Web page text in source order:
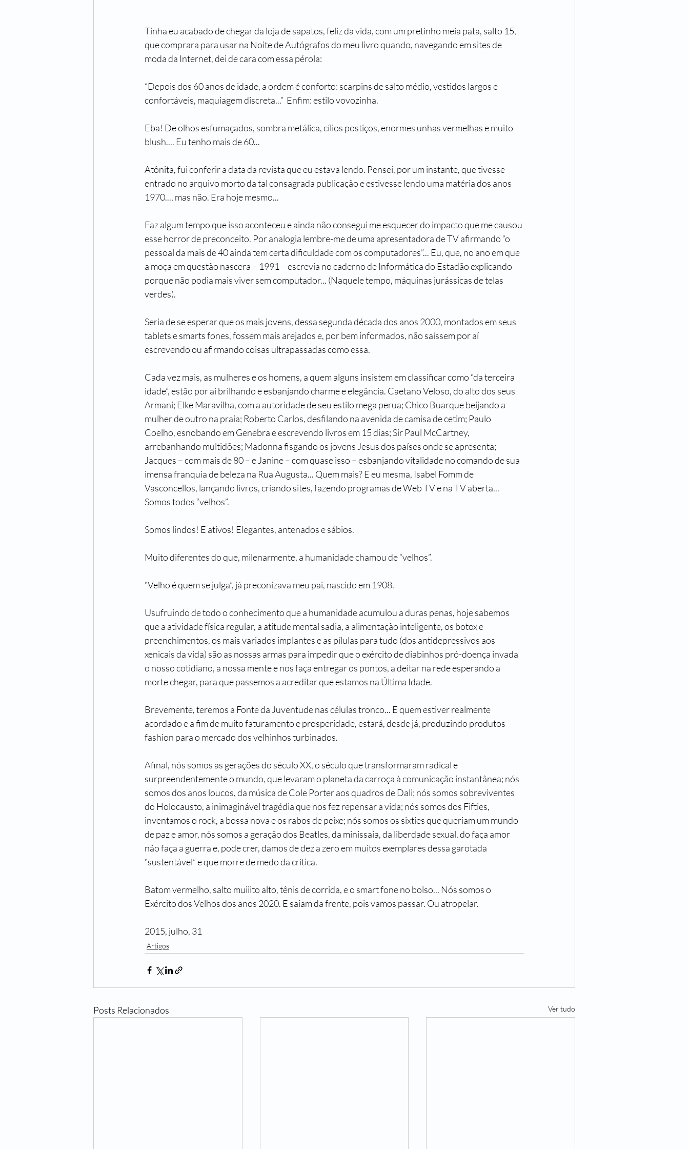
Tinha eu acabado de chegar da loja de sapatos, feliz da vida, com um pretinho meia pata, salto 15,
que comprara para usar na Noite de Autógrafos do meu livro quando, navegando em sites de
moda da Internet, dei de cara com essa pérola:
“Depois dos 60 anos de idade, a ordem é conforto: scarpins de salto médio, vestidos largos e
confortáveis, maquiagem discreta...”  Enfim: estilo vovozinha.
Eba! De olhos esfumaçados, sombra metálica, cílios postiços, enormes unhas vermelhas e muito
blush.... Eu tenho mais de 60...
Atônita, fui conferir a data da revista que eu estava lendo. Pensei, por um instante, que tivesse
entrado no arquivo morto da tal consagrada publicação e estivesse lendo uma matéria dos anos
1970..., mas não. Era hoje mesmo...
Faz algum tempo que isso aconteceu e ainda não consegui me esquecer do impacto que me causou
esse horror de preconceito. Por analogia lembre-me de uma apresentadora de TV afirmando “o
pessoal da mais de 40 ainda tem certa dificuldade com os computadores”... Eu, que, no ano em que
a moça em questão nascera – 1991 – escrevia no caderno de Informática do Estadão explicando
porque não podia mais viver sem computador... (Naquele tempo, máquinas jurássicas de telas
verdes).
Seria de se esperar que os mais jovens, dessa segunda década dos anos 2000, montados em seus
tablets e smarts fones, fossem mais arejados e, por bem informados, não saíssem por aí
escrevendo ou afirmando coisas ultrapassadas como essa.
Cada vez mais, as mulheres e os homens, a quem alguns insistem em classificar como “da terceira
idade”, estão por aí brilhando e esbanjando charme e elegância. Caetano Veloso, do alto dos seus
Armani; Elke Maravilha, com a autoridade de seu estilo mega perua; Chico Buarque beijando a
mulher de outro na praia; Roberto Carlos, desfilando na avenida de camisa de cetim; Paulo
Coelho, esnobando em Genebra e escrevendo livros em 15 dias; Sir Paul McCartney,
arrebanhando multidões; Madonna fisgando os jovens Jesus dos países onde se apresenta;
Jacques – com mais de 80 – e Janine – com quase isso – esbanjando vitalidade no comando de sua
imensa franquia de beleza na Rua Augusta... Quem mais? E eu mesma, Isabel Fomm de
Vasconcellos, lançando livros, criando sites, fazendo programas de Web TV e na TV aberta...
Somos todos “velhos”.
Somos lindos! E ativos! Elegantes, antenados e sábios.
Muito diferentes do que, milenarmente, a humanidade chamou de “velhos”.
“Velho é quem se julga”, já preconizava meu pai, nascido em 1908.
Usufruindo de todo o conhecimento que a humanidade acumulou a duras penas, hoje sabemos
que a atividade física regular, a atitude mental sadia, a alimentação inteligente, os botox e
preenchimentos, os mais variados implantes e as pílulas para tudo (dos antidepressivos aos
xenicais da vida) são as nossas armas para impedir que o exército de diabinhos pró-doença invada
o nosso cotidiano, a nossa mente e nos faça entregar os pontos, a deitar na rede esperando a
morte chegar, para que passemos a acreditar que estamos na Última Idade.
Brevemente, teremos a Fonte da Juventude nas células tronco... E quem estiver realmente
acordado e a fim de muito faturamento e prosperidade, estará, desde já, produzindo produtos
fashion para o mercado dos velhinhos turbinados.
Afinal, nós somos as gerações do século XX, o século que transformaram radical e
surpreendentemente o mundo, que levaram o planeta da carroça à comunicação instantânea; nós
somos dos anos loucos, da música de Cole Porter aos quadros de Dali; nós somos sobreviventes
do Holocausto, a inimaginável tragédia que nos fez repensar a vida; nós somos dos Fifties,
inventamos o rock, a bossa nova e os rabos de peixe; nós somos os sixties que queriam um mundo
de paz e amor, nós somos a geração dos Beatles, da minissaia, da liberdade sexual, do faça amor
não faça a guerra e, pode crer, damos de dez a zero em muitos exemplares dessa garotada
“sustentável” e que morre de medo da crítica.
Batom vermelho, salto muiiito alto, tênis de corrida, e o smart fone no bolso... Nós somos o
Exército dos Velhos dos anos 2020. E saiam da frente, pois vamos passar. Ou atropelar.
2015, julho, 31
Artigos
Posts Relacionados Ver tudo